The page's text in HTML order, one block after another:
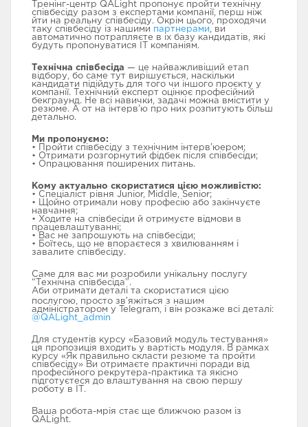
Тренінг-центр QALight пропонує пройти технічну
співбесіду разом з експертами компанії, перш ніж
йти на реальну співбесіду. Окрім цього, проходячи
таку співбесіду із нашими партнерами , ви
автоматично потрапляєте в іх базу кандидатів, які
будуть пропонуватися ІТ компаніям.
Технічна співбесіда — це найважливіший етап
відбору, бо саме тут вирішується, наскільки
кандидати підійдуть для того чи іншого проєкту у
компанії. Технічний експерт оцінює професійний
бекграунд. Не всі навички, задачі можна вмістити у
резюме. А от на інтерв’ю про них розпитують більш
детально.
Ми пропонуємо:
• Пройти співбесіду з технічним інтерв’юером;
• Отримати розгорнутий фідбек після співбесіди;
• Опрацювання поширених питань.
Кому актуально скористатися цією можливістю:
• Спеціаліст рівня Junior, Middle, Senior;
• Щойно отримали нову професію або закінчуєте
навчання;
• Ходите на співбесіди й отримуєте відмови в
працевлаштуванні;
• Вас не запрошують на співбесіди;
• Боїтесь, що не впораєтеся з хвилюванням і
завалите співбесіду.
Саме для вас ми розробили унікальну послугу
“Технічна співбесіда”.
Аби отримати деталі та скористатися цією
послугою, просто звʼяжіться з нашим
адміністратором у Telegram, і він розкаже всі деталі:
@QALight_admin
Для студентів курсу «Базовий модуль тестування»
ця пропозиція входить у вартість модуля. В рамках
курсу «Як правильно скласти резюме та пройти
співбесіду» Ви отримаєте практичні поради від
професійного рекрутера-практика та якісно
підготуєтеся до влаштування на свою першу
роботу в ІТ.
Ваша робота-мрія стає ще ближчою разом із
QALight.
DEVELOPMENT
ПІДГОТОВКА ДО
СПІВБЕСІДИ
UI/UX ДИЗАЙН ISTQВ
Новини
База знань
Контакти